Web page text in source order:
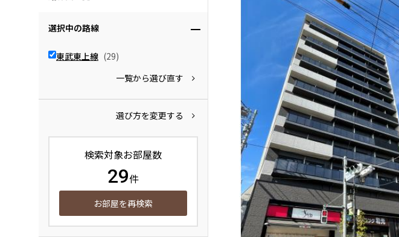
新着募集情報
事業部取り扱い物件入居申
込
選択中の路線
東武東上線 (29)
一覧から選び直す
選び方を変更する
検索対象お部屋数
29件
お部屋を再検索